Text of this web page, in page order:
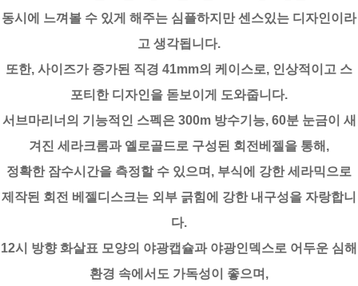
동시에 느껴볼 수 있게 해주는 심플하지만 센스있는 디자인이라
고 생각됩니다.
또한, 사이즈가 증가된 직경 41mm의 케이스로, 인상적이고 스
포티한 디자인을 돋보이게 도와줍니다.
서브마리너의 기능적인 스펙은 300m 방수기능, 60분 눈금이 새
겨진 세라크롬과 옐로골드로 구성된 회전베젤을 통해,
정확한 잠수시간을 측정할 수 있으며, 부식에 강한 세라믹으로
제작된 회전 베젤디스크는 외부 긁힘에 강한 내구성을 자랑합니
다.
12시 방향 화살표 모양의 야광캡슐과 야광인덱스로 어두운 심해
환경 속에서도 가독성이 좋으며,